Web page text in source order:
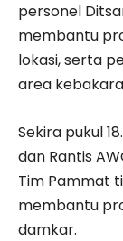
personel
membantu
lokasi, serta
area
Sekira pukul
dan Rantis
Tim Pammat
membantu
damkar.